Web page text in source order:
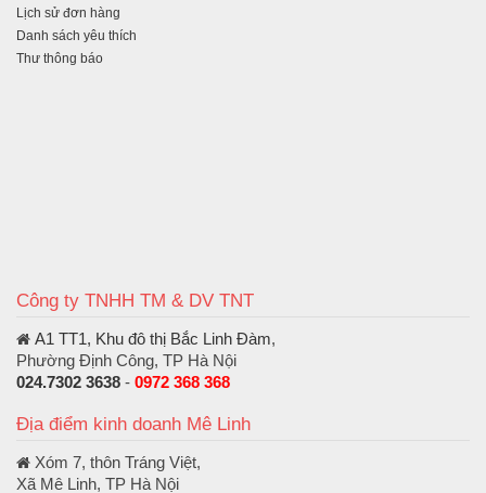
Lịch sử đơn hàng
Danh sách yêu thích
Thư thông báo
Công ty TNHH TM & DV TNT
A1 TT1, Khu đô thị Bắc Linh Đàm,
Phường Định Công, TP Hà Nội
024.7302 3638 - 0972 368 368
Địa điểm kinh doanh Mê Linh
Xóm 7, thôn Tráng Việt,
Xã Mê Linh, TP Hà Nội